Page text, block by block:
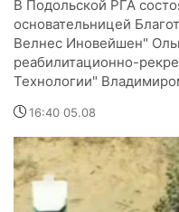
В Подольской РГА
основательницей
Велнес Иновейшен"
реабилитационно-
Технологии"
16:40 05.08